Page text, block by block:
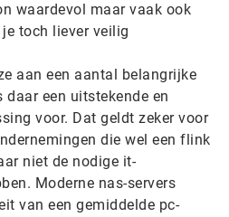
waardevol maar vaak ook
toch liever veilig
aan een aantal belangrijke
een uitstekende en
voor. Dat geldt zeker voor
die wel een flink
niet de nodige it-
Moderne nas-servers
van een gemiddelde pc-